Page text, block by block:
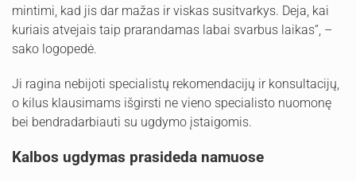
mintimi, kad jis dar mažas ir viskas susitvarkys. Deja, kai
kuriais atvejais taip prarandamas labai svarbus laikas“, –
sako logopedė.
Ji ragina nebijoti specialistų rekomendacijų ir konsultacijų,
o kilus klausimams išgirsti ne vieno specialisto nuomonę
bei bendradarbiauti su ugdymo įstaigomis.
Kalbos ugdymas prasideda namuose